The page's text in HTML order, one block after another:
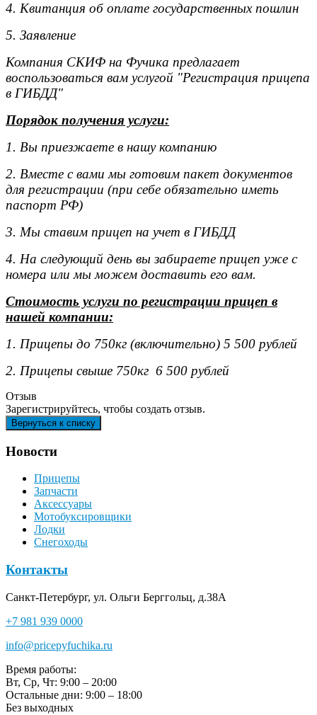
4. Квитанция об оплате государственных пошлин
5. Заявление
Компания СКИФ на Фучика предлагает
воспользоваться вам услугой "Регистрация прицепа
в ГИБДД"
Порядок получения услуги:
1. Вы приезжаете в нашу компанию
2. Вместе с вами мы готовим пакет документов
для регистрации (при себе обязательно иметь
паспорт РФ)
3. Мы ставим прицеп на учет в ГИБДД
4. На следующий день вы забираете прицеп уже с
номера или мы можем доставить его вам.
Стоимость услуги по регистрации прицеп в
нашей компании:
1. Прицепы до 750кг (включительно) 5 500 рублей
2. Прицепы свыше 750кг 6 500 рублей
Отзыв
Зарегистрируйтесь, чтобы создать отзыв.
Новости
Прицепы
Запчасти
Аксессуары
Мотобуксировщики
Лодки
Снегоходы
Контакты
Санкт-Петербург, ул. Ольги Берггольц, д.38А
+7 981 939 0000
info@pricepyfuchika.ru
Время работы:
Вт, Ср, Чт: 9:00 – 20:00
Остальные дни: 9:00 – 18:00
Без выходных